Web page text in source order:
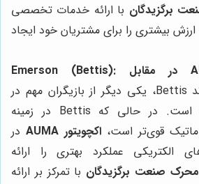
برگزیدگان با ارائه خدمات تخصصی
بیشتری را برای مشتریان خود ایجاد
Emerson، با برند Bettis، یکی دیگر از بازیگران مهم در
بازار اکچویتورها است. در حالی که Bettis در زمینه
قوی‌تر است، اکچویتور AUMA
در
الکتریکی عملکرد بهتری را ارائه
صنعت برگزیدگان با تمرکز بر ارائه